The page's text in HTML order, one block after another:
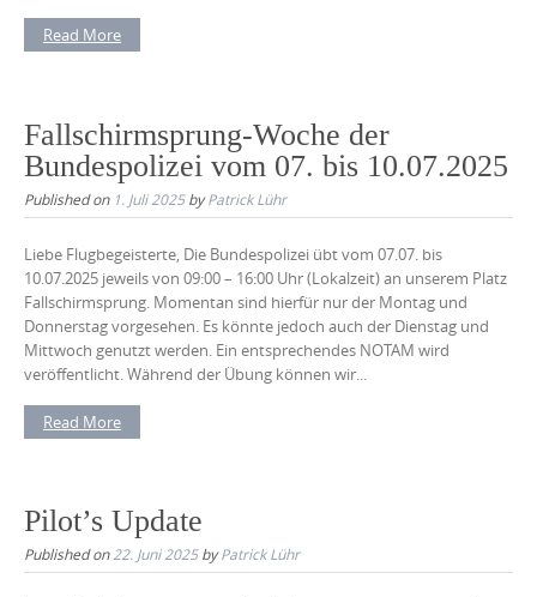
Read More
Fallschirmsprung-Woche der
Bundespolizei vom 07. bis 10.07.2025
Published on 1. Juli 2025byPatrick Lühr
Liebe Flugbegeisterte, Die Bundespolizei übt vom 07.07. bis
10.07.2025 jeweils von 09:00 – 16:00 Uhr (Lokalzeit) an unserem Platz
Fallschirmsprung. Momentan sind hierfür nur der Montag und
Donnerstag vorgesehen. Es könnte jedoch auch der Dienstag und
Mittwoch genutzt werden. Ein entsprechendes NOTAM wird
veröffentlicht. Während der Übung können wir...
Read More
Pilot’s Update
Published on22. Juni 2025byPatrick Lühr